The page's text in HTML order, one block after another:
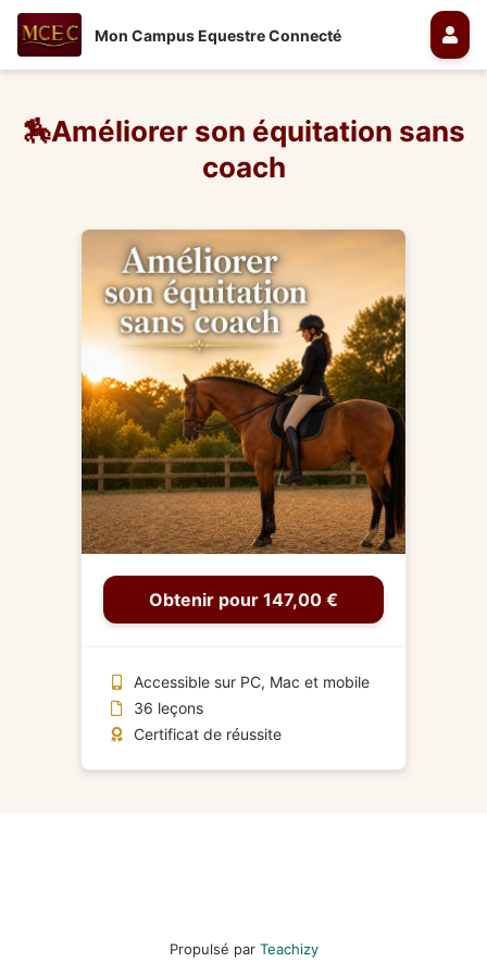
Mon Campus Equestre Connecté
🏇Améliorer son équitation sans
coach
Obtenir pour 147,00 €
Accessible sur PC, Mac et mobile
36 leçons
Certificat de réussite
Propulsé par Teachizy